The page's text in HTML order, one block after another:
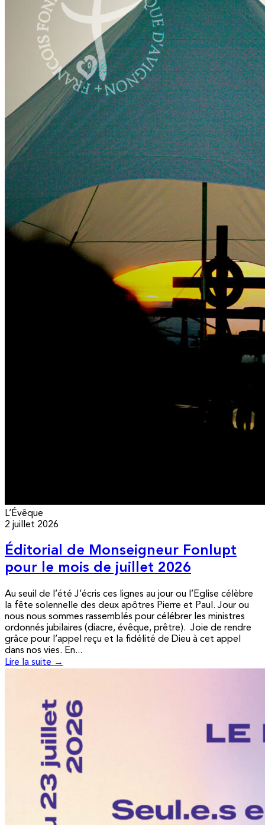
L’Évêque
2 juillet 2026
Éditorial de Monseigneur Fonlupt
pour le mois de juillet 2026
Au seuil de l’été J’écris ces lignes au jour ou l’Eglise célèbre
la fête solennelle des deux apôtres Pierre et Paul. Jour ou
nous nous sommes rassemblés pour célébrer les ministres
ordonnés jubilaires (diacre, évêque, prêtre). Joie de rendre
grâce pour l’appel reçu et la fidélité de Dieu à cet appel
dans nos vies. En...
Lire la suite →